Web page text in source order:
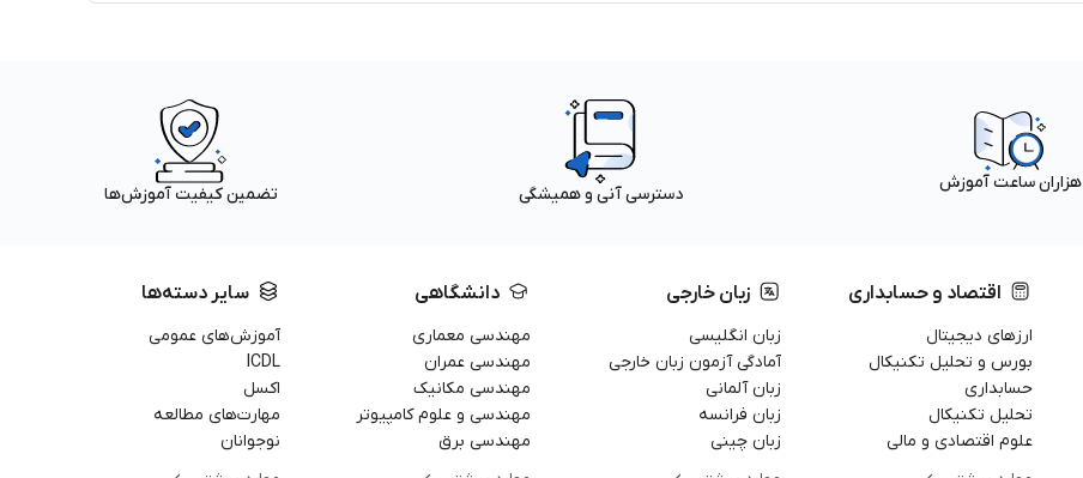
هزاران ساعت آموزش
دسترسی آنی و همیشگی تضمین کیفیت آموزش‌ها
اقتصاد و حسابداری
ارزهای دیجیتال
بورس و تحلیل تکنیکال
حسابداری
تحلیل تکنیکال
علوم اقتصادی و مالی
زبان خارجی
زبان انگلیسی
آمادگی آزمون زبان خارجی
زبان آلمانی
زبان فرانسه
زبان چینی
دانشگاهی
مهندسی معماری
مهندسی عمران
مهندسی مکانیک
مهندسی و علوم کامپیوتر
مهندسی برق
سایر دسته‌ها
آموزش‌های عمومی
ICDL
اکسل
مهارت‌های مطالعه
نوجوانان